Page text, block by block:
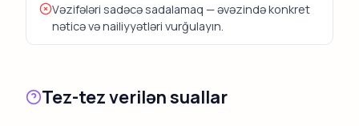
Vəzifələri sadəcə sadalamaq — əvəzində konkret
nəticə və nailiyyətləri vurğulayın.
Tez-tez verilən suallar